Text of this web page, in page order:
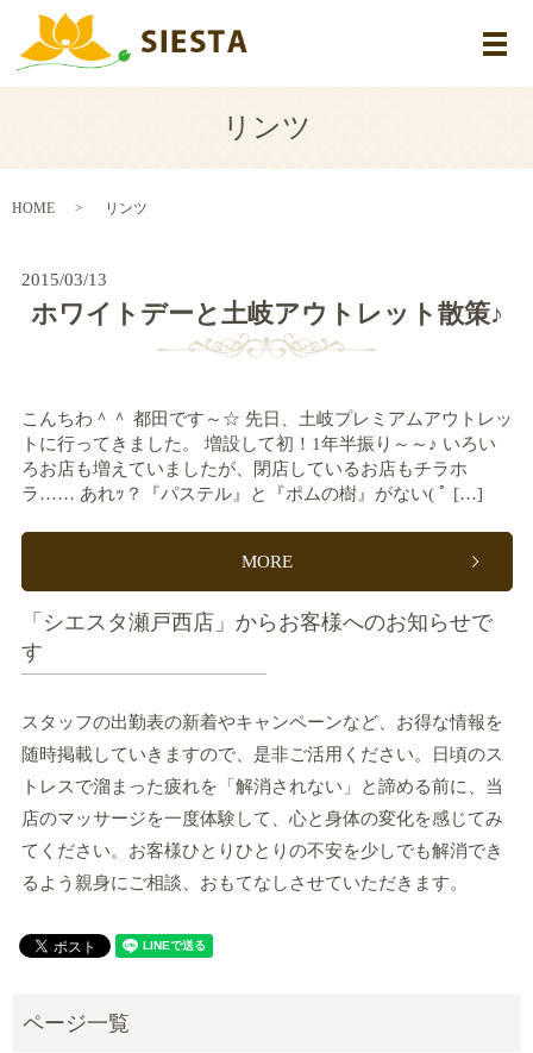
メ
リンツ
HOME リンツ
2015/03/13
ホワイトデーと土岐アウトレット散策♪
こんちわ＾＾ 都田です～☆ 先日、土岐プレミアムアウトレッ
トに行ってきました。 増設して初！1年半振り～～♪ いろい
ろお店も増えていましたが、閉店しているお店もチラホ
ラ…… あれｯ？『パステル』と『ポムの樹』がない( ﾟ […]
MORE
「シエスタ瀬戸西店」からお客様へのお知らせで
す
スタッフの出勤表の新着やキャンペーンなど、お得な情報を
随時掲載していきますので、是非ご活用ください。日頃のス
トレスで溜まった疲れを「解消されない」と諦める前に、当
店のマッサージを一度体験して、心と身体の変化を感じてみ
てください。お客様ひとりひとりの不安を少しでも解消でき
るよう親身にご相談、おもてなしさせていただきます。